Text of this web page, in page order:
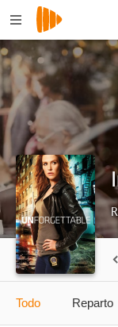
Todo Reparto